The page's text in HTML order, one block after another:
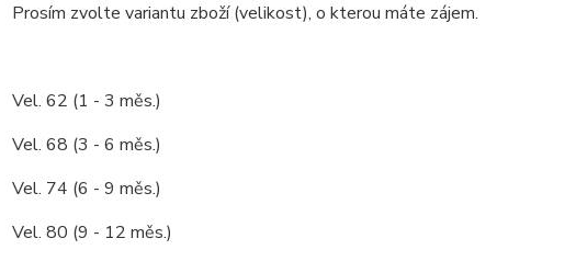
Prosím zvolte variantu zboží (velikost), o kterou máte zájem.
Vel. 62 (1 - 3 měs.)
Vel. 68 (3 - 6 měs.)
Vel. 74 (6 - 9 měs.)
Vel. 80 (9 - 12 měs.)